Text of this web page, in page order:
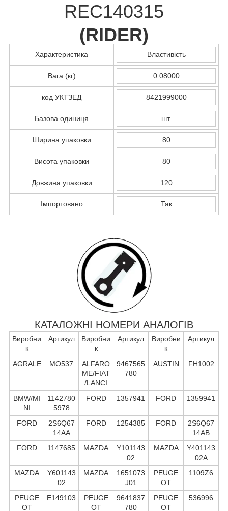
REC140315
(RIDER)
Характеристика Властивість
Вага (кг) 0.08000
код УКТЗЕД 8421999000
Базова одиниця шт.
Ширина упаковки 80
Висота упаковки 80
Довжина упаковки 120
Імпортовано Так
КАТАЛОЖНІ НОМЕРИ АНАЛОГІВ
Виробни
к
Артикул
Виробни
к
Артикул
Виробни
к
Артикул
AGRALE MO537
ALFARO
ME/FIAT
/LANCI
9467565
780
AUSTIN FH1002
BMW/MI
NI
1142780
5978
FORD 1357941 FORD 1359941
FORD
2S6Q67
14AA
FORD 1254385 FORD
2S6Q67
14AB
FORD
1147685 MAZDA
Y101143
02
MAZDA
Y401143
02A
MAZDA
Y601143
02
MAZDA
1651073
J01
PEUGE
OT
1109Z6
PEUGE
OT
E149103
PEUGE
OT
9641837
780
PEUGE
OT
536996